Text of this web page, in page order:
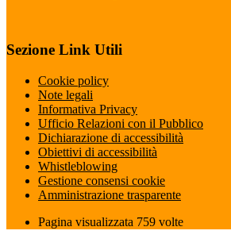
Sezione Link Utili
Cookie policy
Note legali
Informativa Privacy
Ufficio Relazioni con il Pubblico
Dichiarazione di accessibilità
Obiettivi di accessibilità
Whistleblowing
Gestione consensi cookie
Amministrazione trasparente
Pagina visualizzata 759 volte